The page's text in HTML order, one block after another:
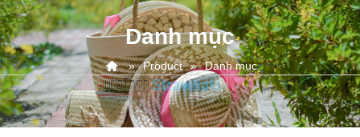
Danh mục
Product Danh mục